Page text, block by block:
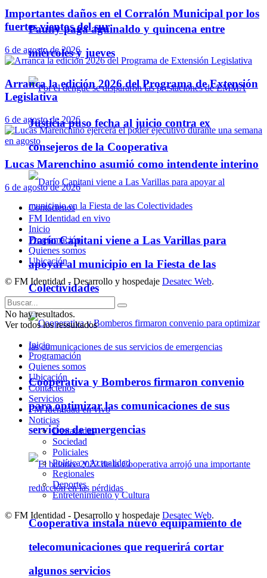
Pauny paga aguinaldo y quincena entre
miércoles y jueves
Justicia puso fecha al juicio contra ex
consejeros de la Cooperativa
Darío Capitani viene a Las Varillas para
apoyar al municipio en la Fiesta de las
Colectividades
Cooperativa y Bomberos firmaron convenio
para optimizar las comunicaciones de sus
servicios de emergencias
Cooperativa instala nuevo equipamiento de
telecomunicaciones que requerirá cortar
algunos servicios
Importantes daños en el Corralón Municipal por los
fuertes vientos del sur
6 de agosto de 2026
Arranca la edición 2026 del Programa de Extensión
Legislativa
6 de agosto de 2026
Lucas Marenchino asumió como intendente interino
6 de agosto de 2026
Contáctenos
FM Identidad en vivo
Inicio
Programación
Quienes somos
Ubicación
© FM Identidad - Desarrollo y hospedaje Desatec Web.
No hay resultados.
Ver todos los ressultados
Inicio
Programación
Quienes somos
Ubicación
Contáctenos
Servicios
FM Identidad en vivo
Noticias
Destacadas
Sociedad
Policiales
Política y Actualidad
Regionales
Deportes
Entretenimiento y Cultura
© FM Identidad - Desarrollo y hospedaje Desatec Web.